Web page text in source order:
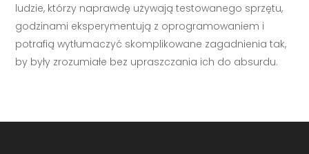
ludzie, którzy naprawdę używają testowanego sprzętu,
godzinami eksperymentują z oprogramowaniem i
potrafią wytłumaczyć skomplikowane zagadnienia tak,
by były zrozumiałe bez upraszczania ich do absurdu.